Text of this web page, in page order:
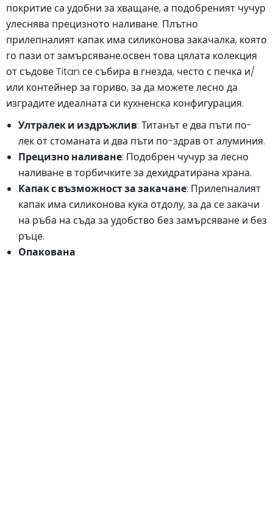
покритие са удобни за хващане, а подобреният чучур
улеснява прецизното наливане. Плътно
прилепналият капак има силиконова закачалка, която
го пази от замърсяване.освен това цялата колекция
от съдове Titan се събира в гнезда, често с печка и/
или контейнер за гориво, за да можете лесно да
изградите идеалната си кухненска конфигурация.
Ултралек и издръжлив: Титанът е два пъти по-
лек от стоманата и два пъти по-здрав от алуминия.
Прецизно наливане: Подобрен чучур за лесно
наливане в торбичките за дехидратирана храна.
Капак с възможност за закачане: Прилепналият
капак има силиконова кука отдолу, за да се закачи
на ръба на съда за удобство без замърсяване и без
ръце.
Опакована